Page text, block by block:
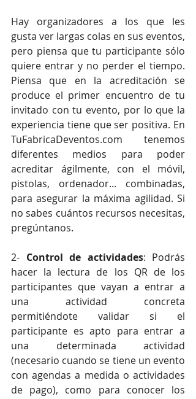
Hay organizadores a los que les
gusta ver largas colas en sus eventos,
pero piensa que tu participante sólo
quiere entrar y no perder el tiempo.
Piensa que en la acreditación se
produce el primer encuentro de tu
invitado con tu evento, por lo que la
experiencia tiene que ser positiva. En
TuFabricaDeventos.com tenemos
diferentes medios para poder
acreditar ágilmente, con el móvil,
pistolas, ordenador... combinadas,
para asegurar la máxima agilidad. Si
no sabes cuántos recursos necesitas,
pregúntanos.
2- Control de actividades: Podrás
hacer la lectura de los QR de los
participantes que vayan a entrar a
una actividad concreta
permitiéndote validar si el
participante es apto para entrar a
una determinada actividad
(necesario cuando se tiene un evento
con agendas a medida o actividades
de pago), como para conocer los